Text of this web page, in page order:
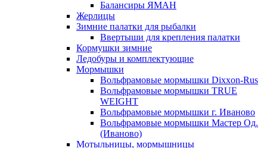
Балансиры ЯМАН
Жерлицы
Зимние палатки для рыбалки
Ввертыши для крепления палатки
Кормушки зимние
Ледобуры и комплектующие
Мормышки
Вольфрамовые мормышки Dixxon-Rus
Вольфрамовые мормышки TRUE
WEIGHT
Вольфрамовые мормышки г. Иваново
Вольфрамовые мормышки Мастер Од.
(Иваново)
Мотыльницы, мормышницы